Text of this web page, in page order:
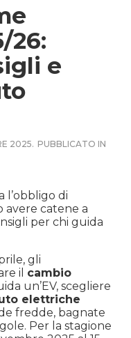
26:
e
2025. PUBBLICATO IN
l’obbligo di
avere catene a
per chi guida
gli
il cambio
un’EV, scegliere
elettriche
fredde, bagnate
Per la stagione